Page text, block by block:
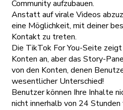
Community aufzubauen.
Anstatt auf virale Videos
eine Möglichkeit, mit deiner
Kontakt zu treten.
Die TikTok For You-Seite
Konten an, aber das Story-
von den Konten, denen
wesentlicher Unterschied!
Benutzer können Ihre Inhalte
nicht innerhalb von 24